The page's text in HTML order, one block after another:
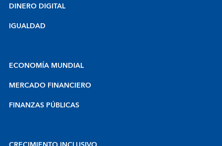
DINERO DIGITAL
IGUALDAD
ECONOMÍA MUNDIAL
MERCADO FINANCIERO
FINANZAS PÚBLICAS